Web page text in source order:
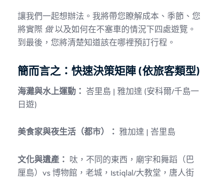
讓我們一起想辦法。我將帶您瞭解成本、季節、您
將實際 做以及如何在不塞車的情況下四處遊覽。
到最後，您將清楚知道該在哪裡預訂行程。
簡而言之：快速決策矩陣 (依旅客類型)
海灘與水上運動： 峇里島 | 雅加達 (安科爾/千島一
日遊)
美食家與夜生活（都市）： 雅加達 | 峇里島
文化與遺產： 呔，不同的東西，廟宇和舞蹈（巴
厘島）vs 博物館，老城，Istiqlal/大教堂，唐人街